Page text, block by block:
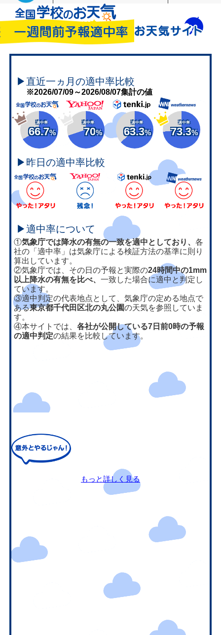
▶直近一ヵ月の適中率比較
※2026/07/09～2026/08/07集計の値
適中率
66.7%
適中率
70%
適中率
63.3%
適中率
73.3%
▶昨日の適中率比較
▶適中率について
①気象庁では降水の有無の一致を適中としており、各
社の「適中率」は気象庁による検証方法の基準に則り
算出しています。
②気象庁では、その日の予報と実際の24時間中の1mm
以上降水の有無を比べ、一致した場合に適中と判定し
ています。
③適中判定の代表地点として、気象庁の定める地点で
ある東京都千代田区北の丸公園の天気を参照していま
す。
④本サイトでは、各社が公開している7日前0時の予報
の適中判定の結果を比較しています。
もっと詳しく見る